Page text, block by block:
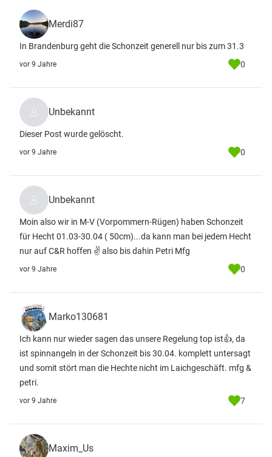
Merdi87
In Brandenburg geht die Schonzeit generell nur bis zum 31.3
vor 9 Jahre 0
Unbekannt
Dieser Post wurde gelöscht.
vor 9 Jahre 0
Unbekannt
Moin also wir in M-V (Vorpommern-Rügen) haben Schonzeit
für Hecht 01.03-30.04 ( 50cm)...da kann man bei jedem Hecht
nur auf C&R hoffen ✌ also bis dahin Petri Mfg
vor 9 Jahre 0
Marko130681
Ich kann nur wieder sagen das unsere Regelung top ist👍, da
ist spinnangeln in der Schonzeit bis 30.04. komplett untersagt
und somit stört man die Hechte nicht im Laichgeschäft. mfg &
petri.
vor 9 Jahre 7
Maxim_Us